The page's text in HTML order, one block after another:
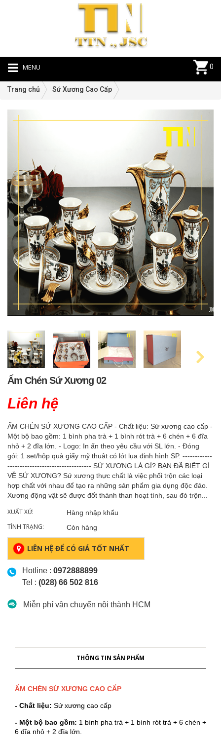
MENU 0
Trang chủ Sứ Xương Cao Cấp
Ấm Chén Sứ Xương 02
Liên hệ
ẤM CHÉN SỨ XƯƠNG CAO CẤP - Chất liệu: Sứ xương cao cấp -
Một bộ bao gồm: 1 bình pha trà + 1 bình rót trà + 6 chén + 6 đĩa
nhỏ + 2 đĩa lớn. - Logo: In ấn theo yêu cầu với SL lớn. - Đóng
gói: 1 set/hộp quà giấy mỹ thuật có lót lụa định hình SP. ------------
---------------------------------- SỨ XƯƠNG LÀ GÌ? BẠN ĐÃ BIẾT GÌ
VỀ SỨ XƯƠNG? Sứ xương thực chất là việc phối trộn các loại
hợp chất với nhau để tạo ra những sản phẩm gia dụng độc đáo.
Xương động vật sẽ được đốt thành than hoạt tính, sau đó trộn...
XUẤT XỨ: Hàng nhập khẩu
TÌNH TRẠNG: Còn hàng
LIÊN HỆ ĐỂ CÓ GIÁ TỐT NHẤT
Hotline : 0972888899
Tel : (028) 66 502 816
Miễn phí vận chuyển nội thành HCM
THÔNG TIN SẢN PHẨM
ẤM CHÉN SỨ XƯƠNG CAO CẤP
- Chất liệu: Sứ xương cao cấp
- Một bộ bao gồm: 1 bình pha trà + 1 bình rót trà + 6 chén +
6 đĩa nhỏ + 2 đĩa lớn.